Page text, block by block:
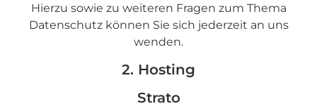
Hierzu sowie zu weiteren Fragen zum Thema
Datenschutz können Sie sich jederzeit an uns
wenden.
2. Hosting
Strato